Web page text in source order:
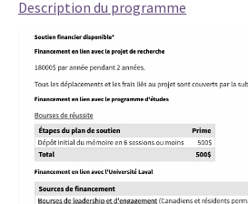
Description du programme